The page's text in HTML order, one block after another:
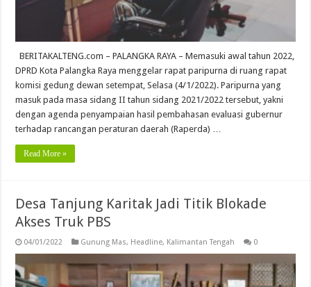
BERITAKALTENG.com – PALANGKA RAYA – Memasuki awal tahun 2022,
DPRD Kota Palangka Raya menggelar rapat paripurna di ruang rapat
komisi gedung dewan setempat, Selasa (4/1/2022). Paripurna yang
masuk pada masa sidang II tahun sidang 2021/2022 tersebut, yakni
dengan agenda penyampaian hasil pembahasan evaluasi gubernur
terhadap rancangan peraturan daerah (Raperda) …
Read More »
Desa Tanjung Karitak Jadi Titik Blokade
Akses Truk PBS
04/01/2022 Gunung Mas, Headline, Kalimantan Tengah 0